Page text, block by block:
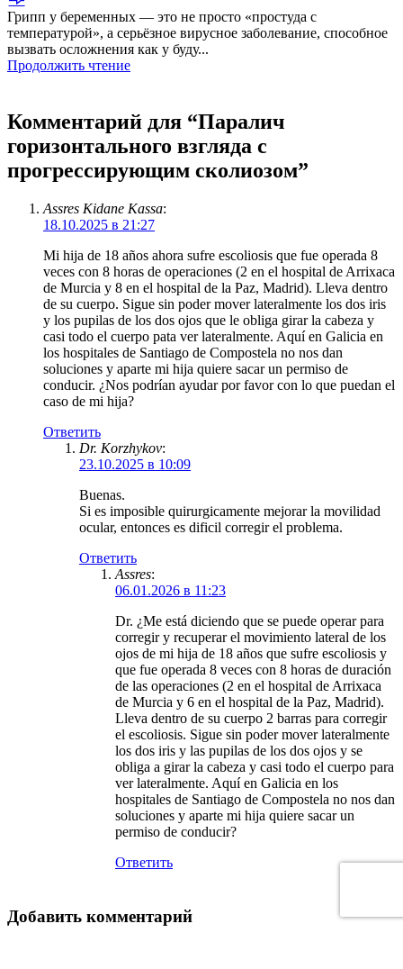
Грипп у беременных — это не просто «простуда с
температурой», а серьёзное вирусное заболевание, способное
вызвать осложнения как у буду...
Продолжить чтение
Комментарий для “Паралич
горизонтального взгляда с
прогрессирующим сколиозом”
Assres Kidane Kassa:
18.10.2025 в 21:27
Mi hija de 18 años ahora sufre escoliosis que fue operada 8
veces con 8 horas de operaciones (2 en el hospital de Arrixaca
de Murcia y 8 en el hospital de la Paz, Madrid). Lleva dentro
de su cuerpo. Sigue sin poder mover lateralmente los dos iris
y los pupilas de los dos ojos que le obliga girar la cabeza y
casi todo el cuerpo pata ver lateralmente. Aquí en Galicia en
los hospitales de Santiago de Compostela no nos dan
soluciones y aparte mi hija quiere sacar un permiso de
conducir. ¿Nos podrían ayudar por favor con lo que puedan el
caso de mi hija?
Ответить
Dr. Korzhykov:
23.10.2025 в 10:09
Buenas.
Si es imposible quirurgicamente mejorar la movilidad
ocular, entonces es dificil corregir el problema.
Ответить
Assres:
06.01.2026 в 11:23
Dr. ¿Me está diciendo que se puede operar para
corregir y recuperar el movimiento lateral de los
ojos de mi hija de 18 años que sufre escoliosis y
que fue operada 8 veces con 8 horas de duración
de las operaciones (2 en el hospital de Arrixaca
de Murcia y 6 en el hospital de la Paz, Madrid).
Lleva dentro de su cuerpo 2 barras para corregir
el escoliosis. Sigue sin poder mover lateralmente
los dos iris y las pupilas de los dos ojos y se
obliga a girar la cabeza y casi todo el cuerpo para
ver lateralmente. Aquí en Galicia en los
hospitales de Santiago de Compostela no nos dan
soluciones y aparte mi hija quiere sacar un
permiso de conducir?
Ответить
Добавить комментарий